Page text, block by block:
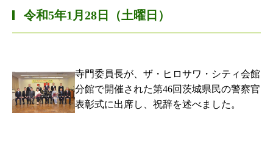
令和5年1月28日（土曜日）
寺門委員長が、ザ・ヒロサワ・シティ会館
分館で開催された第46回茨城県民の警察官
表彰式に出席し、祝辞を述べました。